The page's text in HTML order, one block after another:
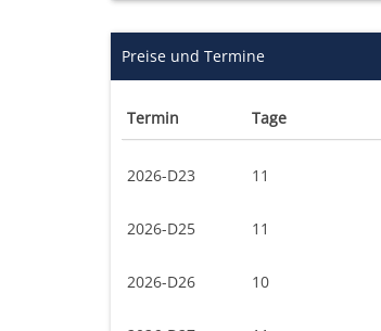
Preise und Termine
Termin Tage
2026-D23 11
2026-D25 11
2026-D26 10